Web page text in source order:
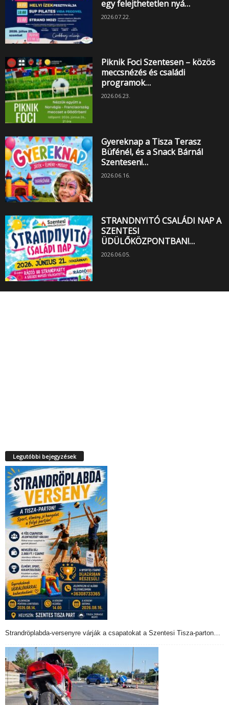
egy felejthetetlen nyá…
2026.07.22.
Piknik Foci Szentesen – közös
meccsnézés és családi
programok…
2026.06.23.
Gyereknap a Tisza Terasz
Büfénél, és a Snack Bárnál
Szentesen!…
2026.06.16.
STRANDNYITÓ CSALÁDI NAP A
SZENTESI
ÜDÜLŐKÖZPONTBAN!…
2026.06.05.
Legutóbbi bejegyzések
Strandröplabda-versenyre várják a csapatokat a Szentesi Tisza-parton…